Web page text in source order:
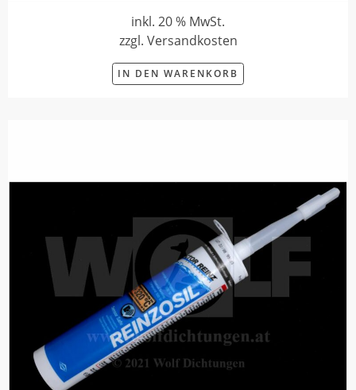
inkl. 20 % MwSt.
zzgl. Versandkosten
IN DEN WARENKORB